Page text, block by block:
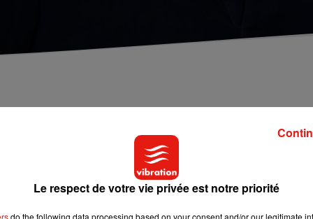
notamment connu pour ses rôles dans "La
qui a marqué des générations en incarnant François Vidocq
éléphant ça trompe énormémementou encoreLa Boumaux
ans, comme l'a annoncé son agent à l'AFP.
Le respect de votre vie privée est notre priorité
do the following data processing based on your consent and/or our legitimate